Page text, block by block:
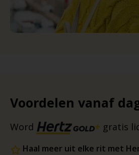
Voordelen vanaf
Word gratis
Haal meer uit elke rit met